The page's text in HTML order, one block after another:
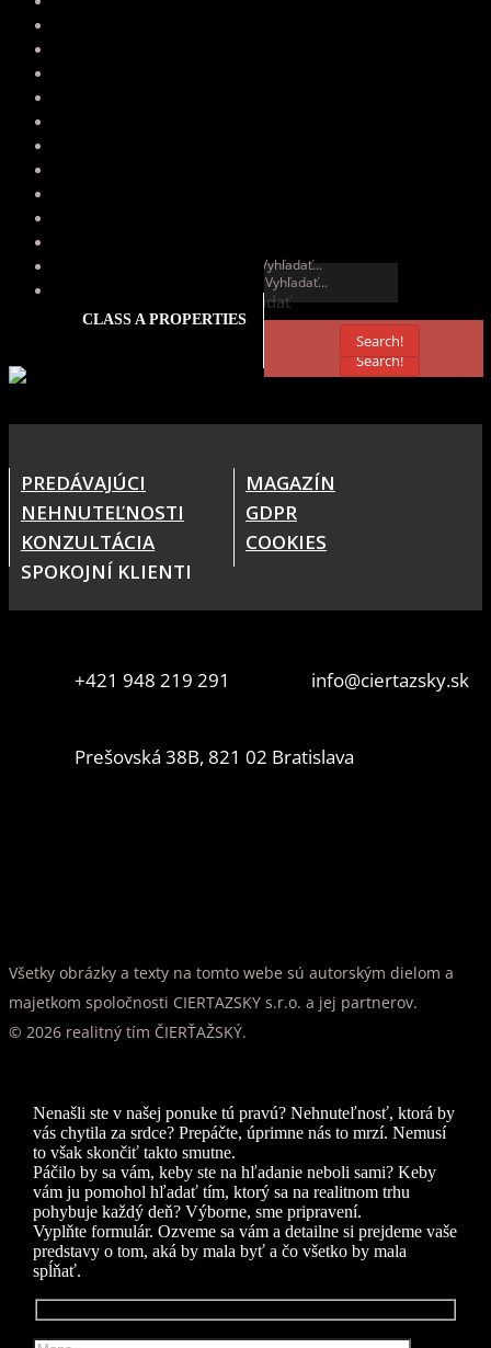
Vyhľadať
Search!
CLASS A PROPERTIES
Vyhľadať
Search!
PREDÁVAJÚCI
NEHNUTEĽNOSTI
KONZULTÁCIA
SPOKOJNÍ KLIENTI
MAGAZÍN
GDPR
COOKIES
+421 948 219 291 info@ciertazsky.sk
Prešovská 38B, 821 02 Bratislava
Všetky obrázky a texty na tomto webe sú autorským dielom a
majetkom spoločnosti CIERTAZSKY s.r.o. a jej partnerov.
© 2026 realitný tím ČIERŤAŽSKÝ.
Nenašli ste v našej ponuke tú pravú? Nehnuteľnosť, ktorá by
vás chytila za srdce? Prepáčte, úprimne nás to mrzí. Nemusí
to však skončiť takto smutne.
Páčilo by sa vám, keby ste na hľadanie neboli sami? Keby
vám ju pomohol hľadať tím, ktorý sa na realitnom trhu
pohybuje každý deň? Výborne, sme pripravení.
Vyplňte formulár. Ozveme sa vám a detailne si prejdeme vaše
predstavy o tom, aká by mala byť a čo všetko by mala
spĺňať.